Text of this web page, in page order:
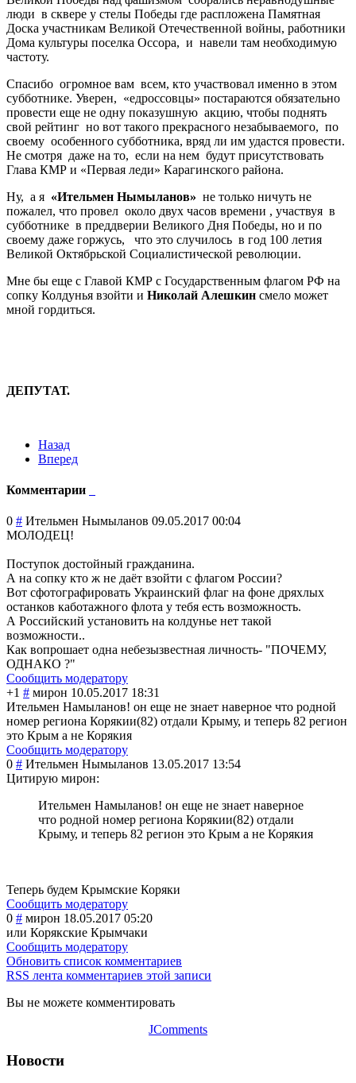
люди в сквере у стелы Победы где распложена Памятная
Доска участникам Великой Отечественной войны, работники
Дома культуры поселка Оссора, и навели там необходимую
частоту.
Спасибо огромное вам всем, кто участвовал именно в этом
субботнике. Уверен, «едроссовцы» постараются обязательно
провести еще не одну показушную акцию, чтобы поднять
свой рейтинг но вот такого прекрасного незабываемого, по
своему особенного субботника, вряд ли им удастся провести.
Не смотря даже на то, если на нем будут присутствовать
Глава КМР и «Первая леди» Карагинского района.
Ну, а я «Ительмен Нымыланов» не только ничуть не
пожалел, что провел около двух часов времени , участвуя в
субботнике в преддверии Великого Дня Победы, но и по
своему даже горжусь, что это случилось в год 100 летия
Великой Октябрьской Социалистической революции.
Мне бы еще с Главой КМР с Государственным флагом РФ на
сопку Колдунья взойти и Николай Алешкин смело может
мной гордиться.
ДЕПУТАТ.
Назад
Вперед
Комментарии
0 # Ительмен Нымыланов 09.05.2017 00:04
МОЛОДЕЦ!
Поступок достойный гражданина.
А на сопку кто ж не даёт взойти с флагом России?
Вот сфотографировать Украинский флаг на фоне дряхлых
останков каботажного флота у тебя есть возможность.
А Российский установить на колдунье нет такой
возможности..
Как вопрошает одна небезызвестная личность- "ПОЧЕМУ,
ОДНАКО ?"
Сообщить модератору
+1 # мирон 10.05.2017 18:31
Ительмен Намыланов! он еще не знает наверное что родной
номер региона Корякии(82) отдали Крыму, и теперь 82 регион
это Крым а не Корякия
Сообщить модератору
0 # Ительмен Нымыланов 13.05.2017 13:54
Цитирую мирон:
Ительмен Намыланов! он еще не знает наверное
что родной номер региона Корякии(82) отдали
Крыму, и теперь 82 регион это Крым а не Корякия
Теперь будем Крымские Коряки
Сообщить модератору
0 # мирон 18.05.2017 05:20
или Корякские Крымчаки
Сообщить модератору
Обновить список комментариев
RSS лента комментариев этой записи
Вы не можете комментировать
JComments
Новости